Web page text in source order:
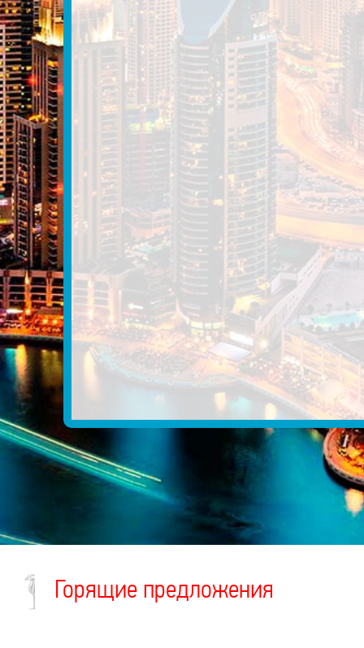
Горящие предложения